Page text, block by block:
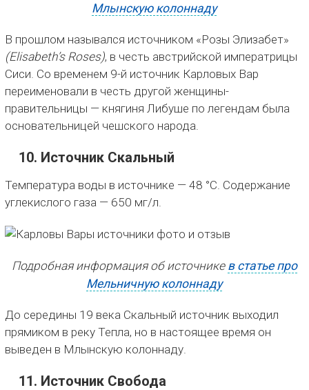
Млынскую колоннаду
В прошлом назывался источником «Розы Элизабет»
(Elisabeth’s Roses), в честь австрийской императрицы
Сиси. Со временем 9-й источник Карловых Вар
переименовали в честь другой женщины-
правительницы — княгиня Либуше по легендам была
основательницей чешского народа.
10. Источник Скальный
Температура воды в источнике — 48 °C. Содержание
углекислого газа — 650 мг/л.
Подробная информация об источнике в статье про
Мельничную колоннаду
До середины 19 века Скальный источник выходил
прямиком в реку Тепла, но в настоящее время он
выведен в Млынскую колоннаду.
11. Источник Свобода